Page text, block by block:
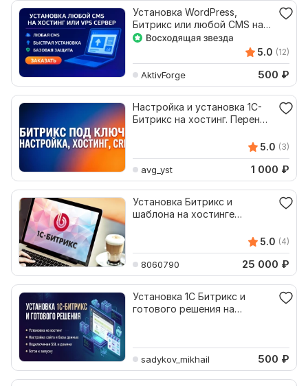
Установка WordPress,
Битрикс или любой CMS на
хостинг
5.0 (12)
AktivForge 500 ₽
Настройка и установка 1С-
Битрикс на хостинг. Перенос
5.0 (3)
avg_yst 1 000 ₽
Установка Битрикс и
шаблона на хостинге
5.0 (4)
8060790 25 000 ₽
Установка 1С Битрикс и
готового решения на
sadykov_mikhail 500 ₽